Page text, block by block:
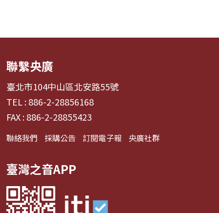
聯繫央廣
臺北市104中山區北安路55號
TEL : 886-2-28856168
FAX : 886-2-28855423
聯絡我們 採購公告 訂閱電子報 央廣社群
臺灣之音APP